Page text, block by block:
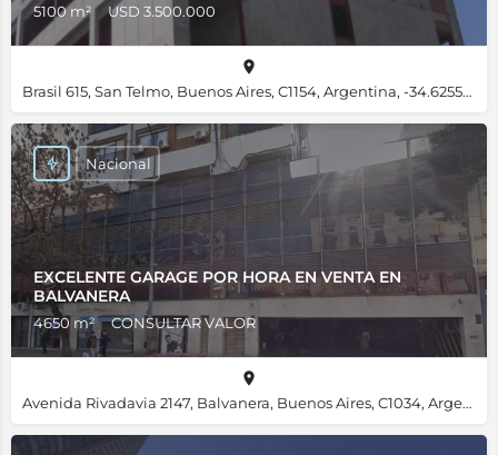
5100 m² USD 3.500.000
Brasil 615, San Telmo, Buenos Aires, C1154, Argentina, -34.62556, -58.37412
EXCELENTE GARAGE POR HORA EN VENTA EN
BALVANERA
4650 m² CONSULTAR VALOR
Nacional
Avenida Rivadavia 2147, Balvanera, Buenos Aires, C1034, Argentina, -34.60953, -58.39690